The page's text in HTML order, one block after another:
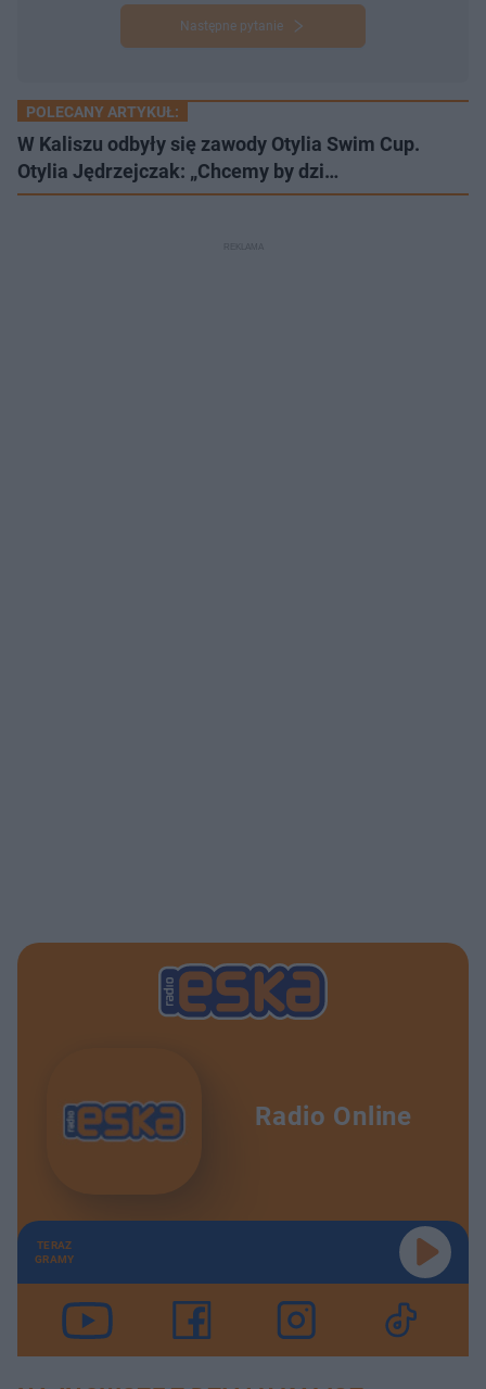
Następne pytanie
POLECANY ARTYKUŁ:
W Kaliszu odbyły się zawody Otylia Swim Cup.
Otylia Jędrzejczak: „Chcemy by dzi…
Radio Online
TERAZ
GRAMY